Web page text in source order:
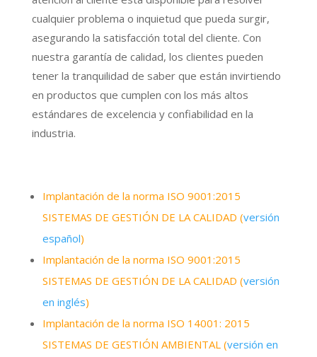
cualquier problema o inquietud que pueda surgir,
asegurando la satisfacción total del cliente. Con
nuestra garantía de calidad, los clientes pueden
tener la tranquilidad de saber que están invirtiendo
en productos que cumplen con los más altos
estándares de excelencia y confiabilidad en la
industria.
Implantación de la norma ISO 9001:2015
SISTEMAS DE GESTIÓN DE LA CALIDAD (versión
español)
Implantación de la norma ISO 9001:2015
SISTEMAS DE GESTIÓN DE LA CALIDAD (versión
en inglés)
Implantación de la norma ISO 14001: 2015
SISTEMAS DE GESTIÓN AMBIENTAL (versión en